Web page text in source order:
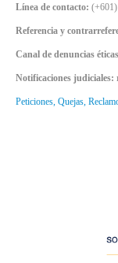
Línea de contacto:
Referencia y
Canal de denuncias
Notificaciones judiciales:
Peticiones, Quejas,